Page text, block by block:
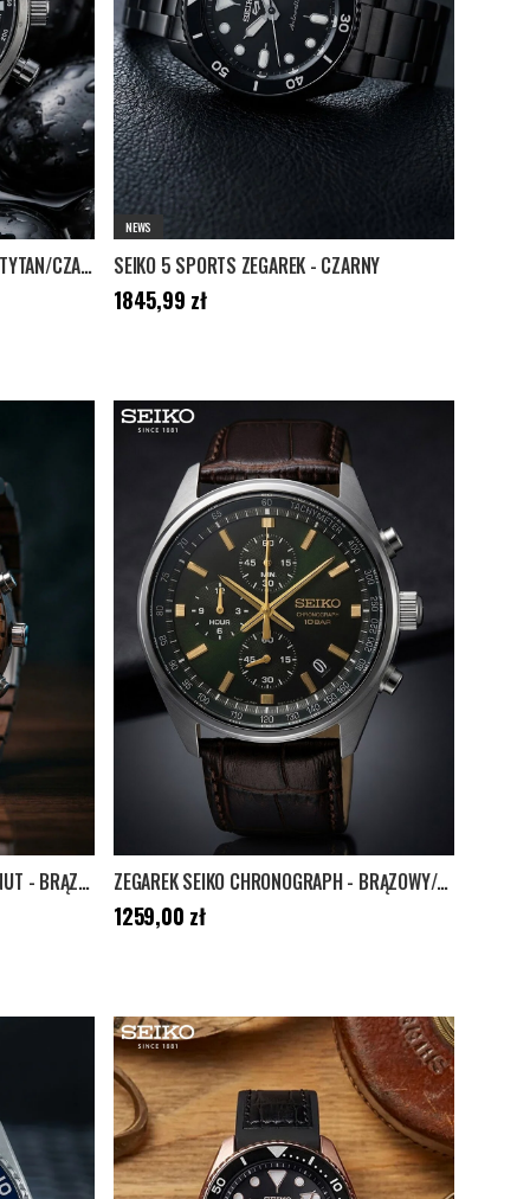
ZEGAREK SEIKO CHRONOGRAPH - TYTAN/CZARNY
NEWS
SEIKO 5 SPORTS ZEGAREK - CZARNY
Cena:1845,99 zł
1845,99 zł
ZEGAREK WOODED PREMIUM WALNUT - BRĄZOWY
ZEGAREK SEIKO CHRONOGRAPH - BRĄZOWY/ZIELONY
Cena: 1259,00 zł
1259,00 zł